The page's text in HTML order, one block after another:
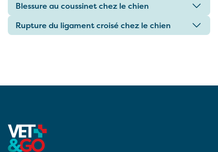
Blessure au coussinet chez le chien
Rupture du ligament croisé chez le chien